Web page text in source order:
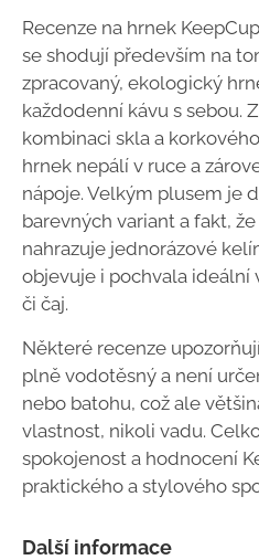
Recenze na hrnek
se shodují především na
zpracovaný, ekologický
každodenní kávu s sebou.
kombinaci skla a
hrnek nepálí v ruce a
nápoje. Velkým plusem je
barevných variant a fakt,
nahrazuje jednorázové
objevuje i pochvala ideální
či čaj.
Některé recenze
plně vodotěsný a není
nebo batohu, což ale
vlastnost, nikoli vadu.
spokojenost a hodnocení
praktického a stylového
Další informace